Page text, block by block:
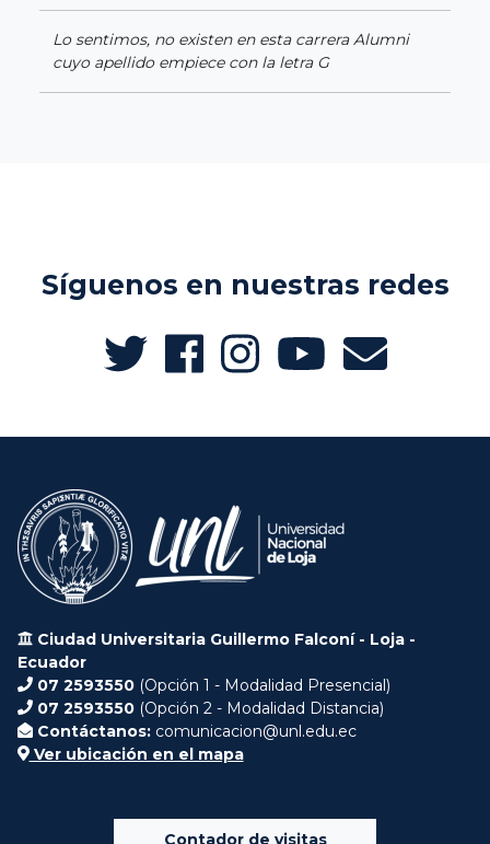
Lo sentimos, no existen en esta carrera Alumni
cuyo apellido empiece con la letra G
Síguenos en nuestras redes
Ciudad Universitaria Guillermo Falconí - Loja -
Ecuador
07 2593550 (Opción 1 - Modalidad Presencial)
07 2593550 (Opción 2 - Modalidad Distancia)
Contáctanos: comunicacion@unl.edu.ec
Ver ubicación en el mapa
Contador de visitas